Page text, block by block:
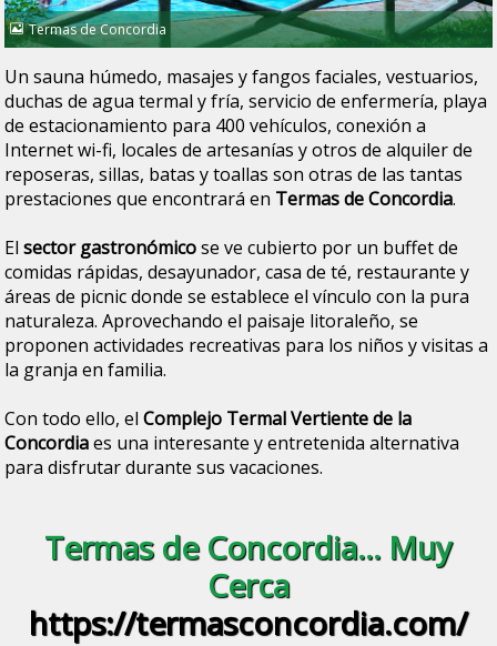
Termas de Concordia
Un sauna húmedo, masajes y fangos faciales, vestuarios,
duchas de agua termal y fría, servicio de enfermería, playa
de estacionamiento para 400 vehículos, conexión a
Internet wi-fi, locales de artesanías y otros de alquiler de
reposeras, sillas, batas y toallas son otras de las tantas
prestaciones que encontrará en Termas de Concordia.
Elsector gastronómicose ve cubierto por un buffet de
comidas rápidas, desayunador, casa de té, restaurante y
áreas de picnic donde se establece el vínculo con la pura
naturaleza. Aprovechando el paisaje litoraleño, se
proponen actividades recreativas para los niños y visitas a
la granja en familia.
Con todo ello, elComplejo Termal Vertiente de la
Concordiaes una interesante y entretenida alternativa
para disfrutar durante sus vacaciones.
Termas de Concordia... Muy
Cerca
https://termasconcordia.com/